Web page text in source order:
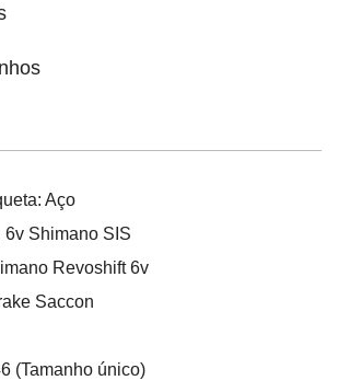
Aço
6v Shimano SIS
Revoshift 6v
Saccon
(Tamanho único)